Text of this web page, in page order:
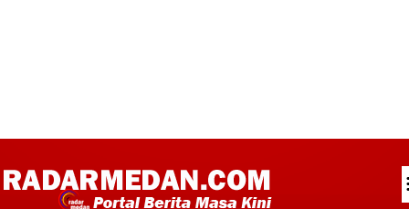
Kabupaten Karo